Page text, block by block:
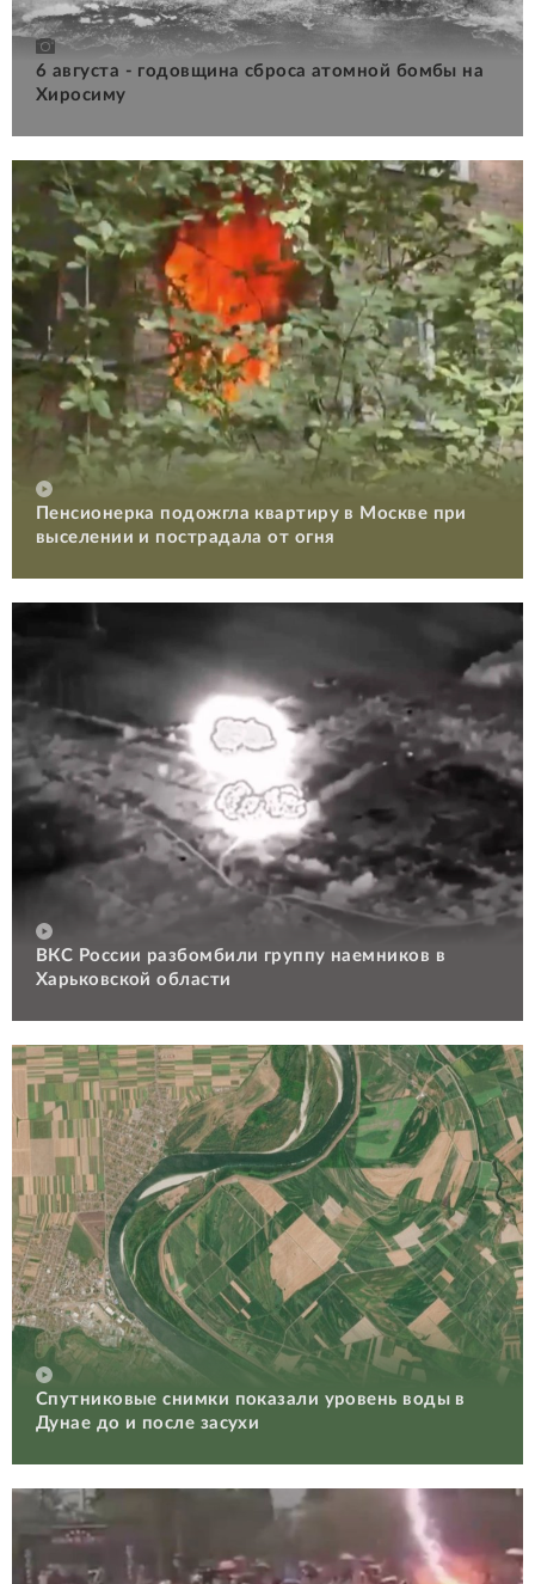
6 августа - годовщина сброса атомной бомбы на
Хиросиму
Пенсионерка подожгла квартиру в Москве при
выселении и пострадала от огня
ВКС России разбомбили группу наемников в
Харьковской области
Спутниковые снимки показали уровень воды в
Дунае до и после засухи